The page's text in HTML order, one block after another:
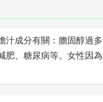
成分有關：膽固醇過
、糖尿病等。女性因